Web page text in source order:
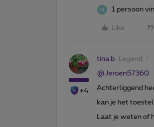
1 persoon
Like
+4
tina.b Legend
@Jeroen57360
Achterliggend
kan je het
Laat je weten of